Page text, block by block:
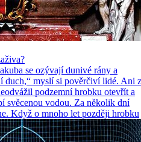
se ozývají dunivé rány a
duch,“ myslí si pověrčiví lidé. Ani
podzemní hrobku otevřít a
svěcenou vodou. Za několik dní
Když o mnoho let později hrobku